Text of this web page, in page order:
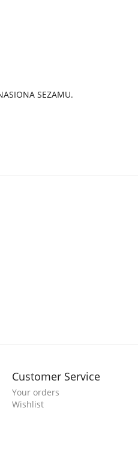
SEZAMU.
Customer Service
Your orders
Wishlist